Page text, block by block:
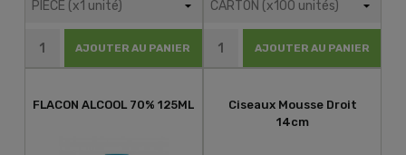
AJOUTER AU PANIER AJOUTER AU PANIER
FLACON ALCOOL 70% 125ML
Ciseaux Mousse Droit
14cm